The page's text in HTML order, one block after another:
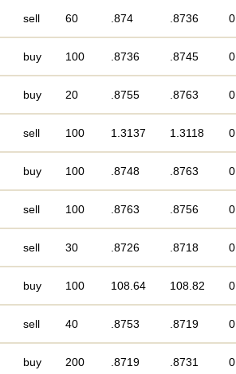
sell 60 .874 .8736 0
buy 100 .8736 .8745 0
buy 20 .8755 .8763 0
sell 100 1.3137 1.3118 0
buy 100 .8748 .8763 0
sell 100 .8763 .8756 0
sell 30 .8726 .8718 0
buy 100 108.64 108.82 0
sell 40 .8753 .8719 0
buy 200 .8719 .8731 0